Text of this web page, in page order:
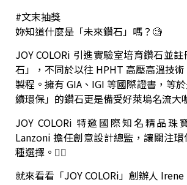
#文末抽獎
妳知道什麼是「未來鑽石」嗎？🧐
JOY COLORi 引進實驗室培育鑽石並
石」，不同於以往 HPHT 高壓高溫技
製程。擁有 GIA、IGI 等國際證書，等
續環保」的鑽石更是備受好萊塢名流大
JOY COLORi 特邀國際知名精品
Lanzoni 擔任創意設計總監，讓關注
種選擇。👍🏼
就來看看「JOY COLORi」創辦人 Irene